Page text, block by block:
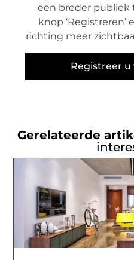
een breder publiek
knop ‘Registreren’
richting meer
Registreer
Gerelateerde